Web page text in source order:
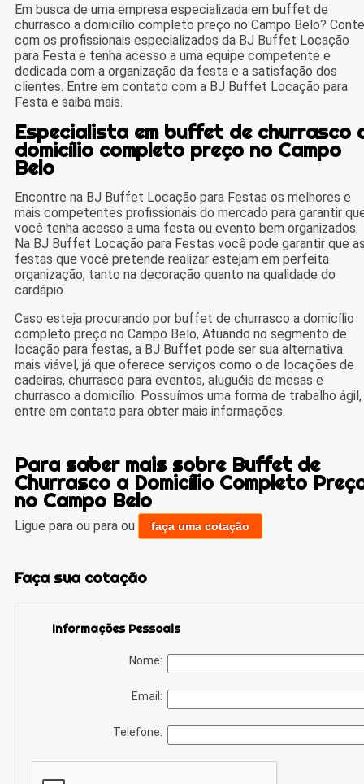
Em busca de uma empresa especializada em buffet de
churrasco a domicílio completo preço no Campo Belo? Conte
com os profissionais especializados da BJ Buffet Locação
para Festa e tenha acesso a uma equipe competente e
dedicada com a organização da festa e a satisfação dos
clientes. Entre em contato com a BJ Buffet Locação para
Festa e saiba mais.
Especialista em buffet de churrasco
domicílio completo preço no Campo
Belo
Encontre na BJ Buffet Locação para Festas os melhores e
mais competentes profissionais do mercado para garantir
você tenha acesso a uma festa ou evento bem organizados.
Na BJ Buffet Locação para Festas você pode garantir que
festas que você pretende realizar estejam em perfeita
organização, tanto na decoração quanto na qualidade do
cardápio.
Caso esteja procurando por buffet de churrasco a domicílio
completo preço no Campo Belo, Atuando no segmento de
locação para festas, a BJ Buffet pode ser sua alternativa
mais viável, já que oferece serviços como o de locações de
cadeiras, churrasco para eventos, aluguéis de mesas e
churrasco a domicílio. Possuímos uma forma de trabalho ágil,
entre em contato para obter mais informações.
Para saber mais sobre Buffet de
Churrasco a Domicílio Completo
no Campo Belo
Ligue para ou para ou faça uma cotação
Faça sua cotação
Informações Pessoais
Nome:
Email:
Telefone: